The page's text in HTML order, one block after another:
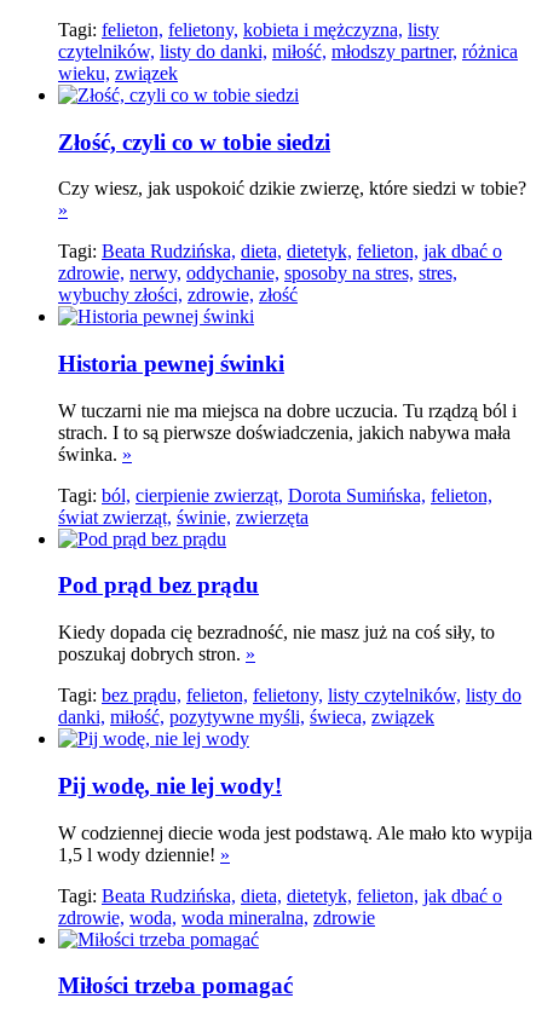
Tagi: felieton, felietony, kobieta i mężczyzna, listy
czytelników, listy do danki, miłość, młodszy partner, różnica
wieku, związek
Złość, czyli co w tobie siedzi
Czy wiesz, jak uspokoić dzikie zwierzę, które siedzi w tobie?
»
Tagi: Beata Rudzińska, dieta, dietetyk, felieton, jak dbać o
zdrowie, nerwy, oddychanie, sposoby na stres, stres,
wybuchy złości, zdrowie, złość
Historia pewnej świnki
W tuczarni nie ma miejsca na dobre uczucia. Tu rządzą ból i
strach. I to są pierwsze doświadczenia, jakich nabywa mała
świnka. »
Tagi: ból, cierpienie zwierząt, Dorota Sumińska, felieton,
świat zwierząt, świnie, zwierzęta
Pod prąd bez prądu
Kiedy dopada cię bezradność, nie masz już na coś siły, to
poszukaj dobrych stron. »
Tagi: bez prądu, felieton, felietony, listy czytelników, listy do
danki, miłość, pozytywne myśli, świeca, związek
Pij wodę, nie lej wody!
W codziennej diecie woda jest podstawą. Ale mało kto wypija
1,5 l wody dziennie! »
Tagi: Beata Rudzińska, dieta, dietetyk, felieton, jak dbać o
zdrowie, woda, woda mineralna, zdrowie
Miłości trzeba pomagać